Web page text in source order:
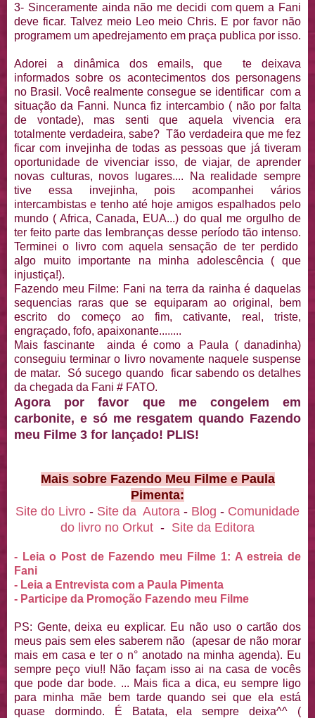
3- Sinceramente ainda não me decidi com quem a Fani
deve ficar. Talvez meio Leo meio Chris. E por favor não
programem um apedrejamento em praça publica por isso.
Adorei a dinâmica dos emails, que te deixava
informados sobre os acontecimentos dos personagens
no Brasil. Você realmente consegue se identificar com a
situação da Fanni. Nunca fiz intercambio ( não por falta
de vontade), mas senti que aquela vivencia era
totalmente verdadeira, sabe? Tão verdadeira que me fez
ficar com invejinha de todas as pessoas que já tiveram
oportunidade de vivenciar isso, de viajar, de aprender
novas culturas, novos lugares.... Na realidade sempre
tive essa invejinha, pois acompanhei vários
intercambistas e tenho até hoje amigos espalhados pelo
mundo ( Africa, Canada, EUA...) do qual me orgulho de
ter feito parte das lembranças desse período tão intenso.
Terminei o livro com aquela sensação de ter perdido
algo muito importante na minha adolescência ( que
injustiça!).
Fazendo meu Filme: Fani na terra da rainha é daquelas
sequencias raras que se equiparam ao original, bem
escrito do começo ao fim, cativante, real, triste,
engraçado, fofo, apaixonante........
Mais fascinante ainda é como a Paula ( danadinha)
conseguiu terminar o livro novamente naquele suspense
de matar. Só sucego quando ficar sabendo os detalhes
da chegada da Fani # FATO.
Agora por favor que me congelem em
carbonite, e só me resgatem quando Fazendo
meu Filme 3 for lançado! PLIS!
Mais sobre Fazendo Meu Filme e Paula
Pimenta:
Site do Livro - Site da Autora - Blog - Comunidade
do livro no Orkut - Site da Editora
- Leia o Post de Fazendo meu Filme 1: A estreia de
Fani
- Leia a Entrevista com a Paula Pimenta
- Participe da Promoção Fazendo meu Filme
PS: Gente, deixa eu explicar. Eu não uso o cartão dos
meus pais sem eles saberem não (apesar de não morar
mais em casa e ter o n° anotado na minha agenda). Eu
sempre peço viu!! Não façam isso ai na casa de vocês
que pode dar bode. ... Mais fica a dica, eu sempre ligo
para minha mãe bem tarde quando sei que ela está
quase dormindo. É Batata, ela sempre deixa^^ (